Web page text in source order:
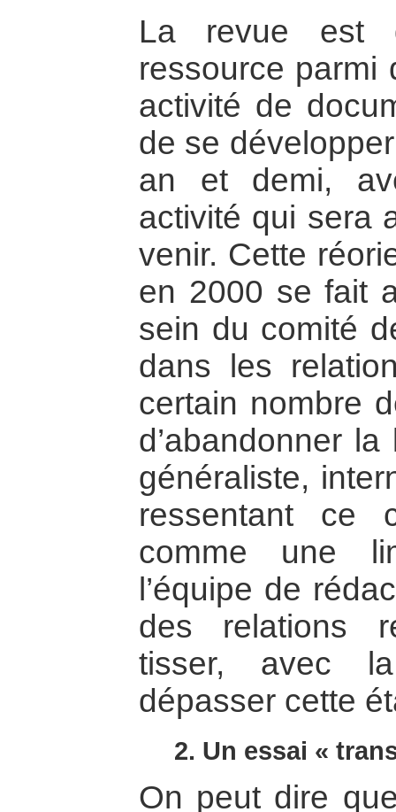
La revue est
ressource parmi
activité de
de se
an et demi,
activité qui sera
venir. Cette
en 2000 se fait
sein du comité
dans les
certain nombre
d’abandonner
généraliste,
ressentant ce
comme une
l’équipe de
des relations
tisser, avec
dépasser cette
2. Un essai «
On peut dire